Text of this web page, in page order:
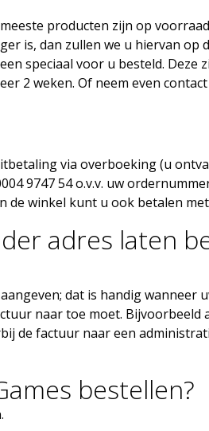
producten zijn op
is, dan zullen we u hiervan op
speciaal voor u besteld. Deze
2 weken. Of neem even
via overboeking (u
9747 54 o.v.v. uw
de winkel kunt u ook betalen
adres laten
dat is handig wanneer
naar toe moet. Bijvoorbeeld
de factuur naar een
bestellen?